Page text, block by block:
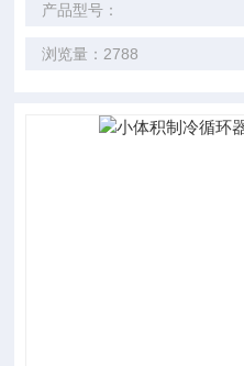
产品型号：
浏览量：2788